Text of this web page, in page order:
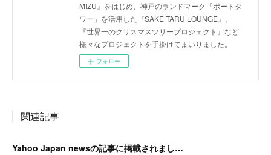
MIZU』をはじめ、神戸のランドマーク「ポートタ
ワー」を活用した『SAKE TARU LOUNGE』、
『世界一のクリスマスツリープロジェクト』など
様々なプロジェクトを手掛けてまいりました。
フォロー
関連記事
Yahoo Japan newsの記事に掲載されました。